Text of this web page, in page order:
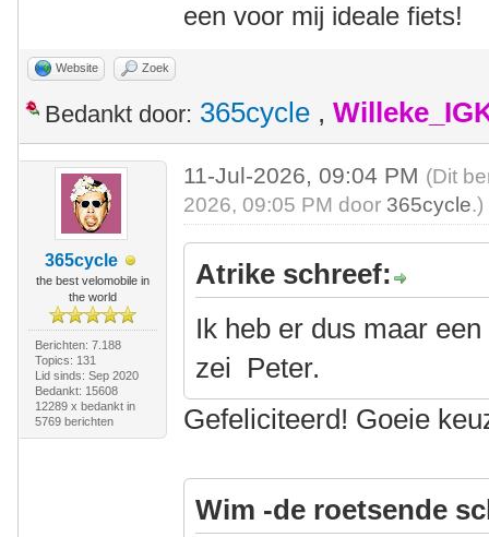
een voor mij ideale fiets!
Website Zoek
Bedankt door: 365cycle ,
365cycle
the best velomobile in
the world
Berichten: 7.188
Topics: 131
Lid sinds: Sep 2020
Bedankt: 15608
12289 x bedankt in
5769 berichten
11-Jul-2026, 09:04 PM (Dit
2026, 09:05 PM door 365cycle.)
Atrike schreef:
Ik heb er dus maar
zei Peter.
Gefeliciteerd! Goeie
Wim -de roetsende